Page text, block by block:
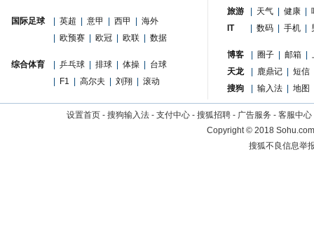
国际足球 英超 意甲 西甲
海外
欧预赛 欧冠 欧联 数据
综合体育 乒乓球 排球 体操
台球
F1 高尔夫 刘翔 滚动
旅游
天气 健康
IT
数码 手机
博客 圈子 邮箱
天龙
鹿鼎记
短信
搜狗
输入法 地图
设置首页 - 搜狗输入法 - 支付中心 - 搜狐招聘 - 广告服务 - 客服中心
Copyright©2018
搜狐不良信息举